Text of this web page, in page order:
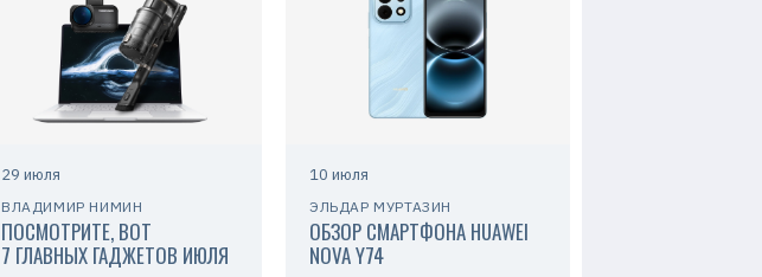
29 июля
ВЛАДИМИР НИМИН
ПОСМОТРИТЕ, ВОТ
7 ГЛАВНЫХ ГАДЖЕТОВ ИЮЛЯ
10 июля
ЭЛЬДАР МУРТАЗИН
ОБЗОР СМАРТФОНА HUAWEI
NOVA Y74